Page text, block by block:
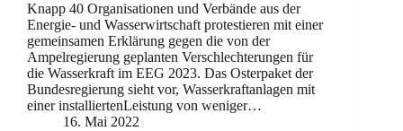
Knapp 40 Organisationen und Verbände aus der
Energie- und Wasserwirtschaft protestieren mit einer
gemeinsamen Erklärung gegen die von der
Ampelregierung geplanten Verschlechterungen für
die Wasserkraft im EEG 2023. Das Osterpaket der
Bundesregierung sieht vor, Wasserkraftanlagen mit
einer installiertenLeistung von weniger…
16. Mai 2022